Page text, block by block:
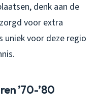
denk aan de
voor extra
uniek voor deze regio
’70-’80